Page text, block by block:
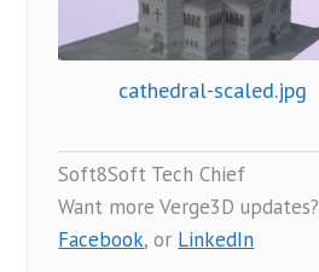
cathedral-scaled.jpg
Soft8Soft Tech Chief
Want more Verge3D
Facebook, or LinkedIn